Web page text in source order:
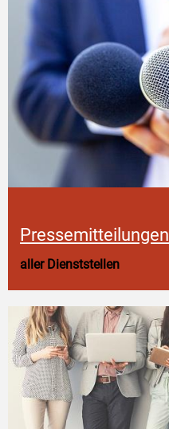
Pressemitteilungen
aller Dienststellen